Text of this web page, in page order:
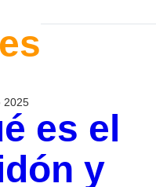
2025
es el
y